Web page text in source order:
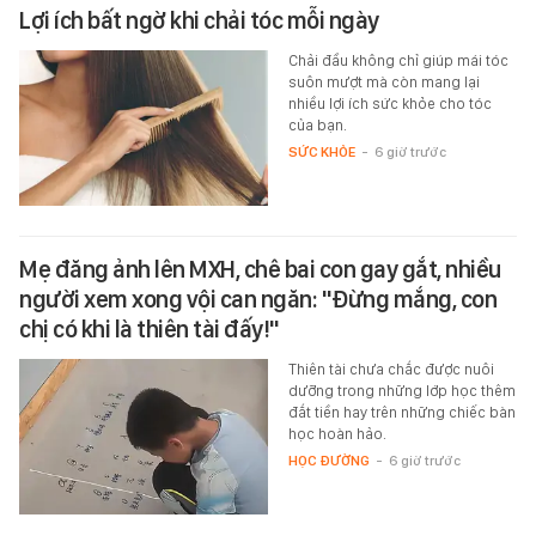
Lợi ích bất ngờ khi chải tóc mỗi ngày
Chải đầu không chỉ giúp mái tóc
suôn mượt mà còn mang lại
nhiều lợi ích sức khỏe cho tóc
của bạn.
SỨC KHỎE - 6 giờ trước
Mẹ đăng ảnh lên MXH, chê bai con gay gắt, nhiều
người xem xong vội can ngăn: "Đừng mắng, con
chị có khi là thiên tài đấy!"
Thiên tài chưa chắc được nuôi
dưỡng trong những lớp học thêm
đắt tiền hay trên những chiếc bàn
học hoàn hảo.
HỌC ĐƯỜNG - 6 giờ trước